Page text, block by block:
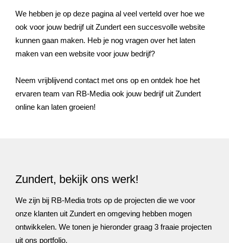
We hebben je op deze pagina al veel verteld over hoe we
ook voor jouw bedrijf uit Zundert een succesvolle website
kunnen gaan maken. Heb je nog vragen over het laten
maken van een website voor jouw bedrijf?
Neem vrijblijvend contact met ons op en ontdek hoe het
ervaren team van RB-Media ook jouw bedrijf uit Zundert
online kan laten groeien!
Zundert, bekijk ons werk!
We zijn bij RB-Media trots op de projecten die we voor
onze klanten uit Zundert en omgeving hebben mogen
ontwikkelen. We tonen je hieronder graag 3 fraaie projecten
uit ons portfolio.